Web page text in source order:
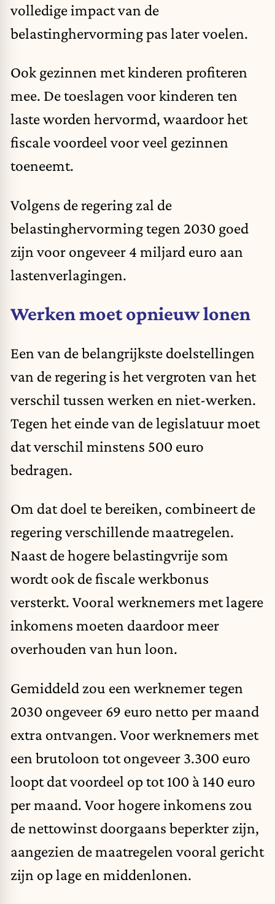
volledige impact van de
belastinghervorming pas later voelen.
Ook gezinnen met kinderen profiteren
mee. De toeslagen voor kinderen ten
laste worden hervormd, waardoor het
fiscale voordeel voor veel gezinnen
toeneemt.
Volgens de regering zal de
belastinghervorming tegen 2030 goed
zijn voor ongeveer 4 miljard euro aan
lastenverlagingen.
Werken moet opnieuw lonen
Een van de belangrijkste doelstellingen
van de regering is het vergroten van het
verschil tussen werken en niet-werken.
Tegen het einde van de legislatuur moet
dat verschil minstens 500 euro
bedragen.
Om dat doel te bereiken, combineert de
regering verschillende maatregelen.
Naast de hogere belastingvrije som
wordt ook de fiscale werkbonus
versterkt. Vooral werknemers met lagere
inkomens moeten daardoor meer
overhouden van hun loon.
Gemiddeld zou een werknemer tegen
2030 ongeveer 69 euro netto per maand
extra ontvangen. Voor werknemers met
een brutoloon tot ongeveer 3.300 euro
loopt dat voordeel op tot 100 à 140 euro
per maand. Voor hogere inkomens zou
de nettowinst doorgaans beperkter zijn,
aangezien de maatregelen vooral gericht
zijn op lage en middenlonen.